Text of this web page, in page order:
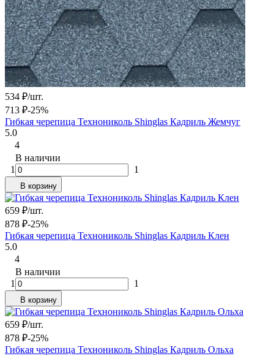
534 ₽/шт.
713 ₽-25%
Гибкая черепица Технониколь Shinglas Кадриль Жемчуг
5.0
4
В наличии
1
1
В корзину
659 ₽/шт.
878 ₽-25%
Гибкая черепица Технониколь Shinglas Кадриль Клен
5.0
4
В наличии
1
1
В корзину
659 ₽/шт.
878 ₽-25%
Гибкая черепица Технониколь Shinglas Кадриль Ольха